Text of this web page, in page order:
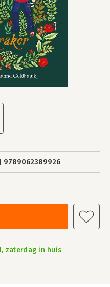
9789062389926
zaterdag in huis